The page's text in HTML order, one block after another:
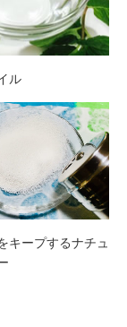
ル
キープするナチュ